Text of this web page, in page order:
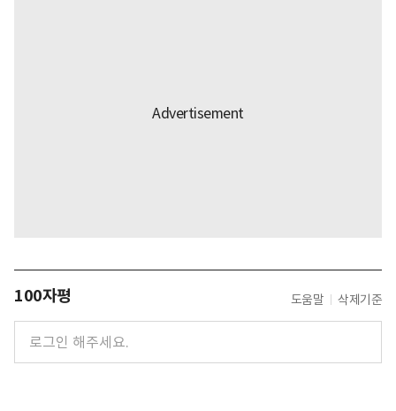
100자평 도움말 삭제기준